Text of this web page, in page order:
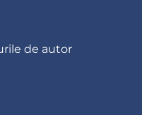
de autor